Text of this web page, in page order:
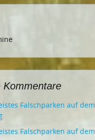
Kommentare
Falschparken auf dem
Falschparken auf dem